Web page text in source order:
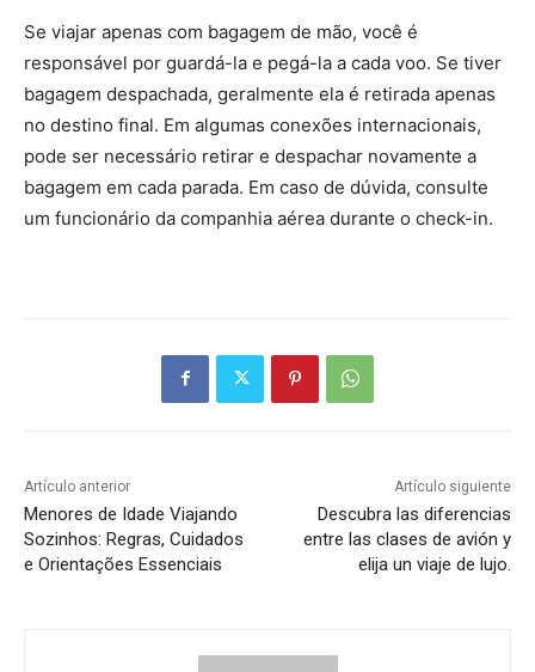
Se viajar apenas com bagagem de mão, você é
responsável por guardá-la e pegá-la a cada voo. Se tiver
bagagem despachada, geralmente ela é retirada apenas
no destino final. Em algumas conexões internacionais,
pode ser necessário retirar e despachar novamente a
bagagem em cada parada. Em caso de dúvida, consulte
um funcionário da companhia aérea durante o check-in.
Artículo anterior
Menores de Idade Viajando
Sozinhos: Regras, Cuidados
e Orientações Essenciais
Artículo siguiente
Descubra las diferencias
entre las clases de avión y
elija un viaje de lujo.